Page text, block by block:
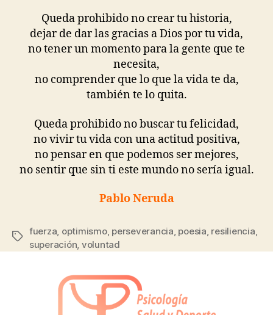
Queda prohibido no crear tu historia,
dejar de dar las gracias a Dios por tu vida,
no tener un momento para la gente que te
necesita,
no comprender que lo que la vida te da,
también te lo quita.
Queda prohibido no buscar tu felicidad,
no vivir tu vida con una actitud positiva,
no pensar en que podemos ser mejores,
no sentir que sin ti este mundo no sería igual.
Pablo Neruda
fuerza, optimismo, perseverancia, poesia, resiliencia,
superación, voluntad